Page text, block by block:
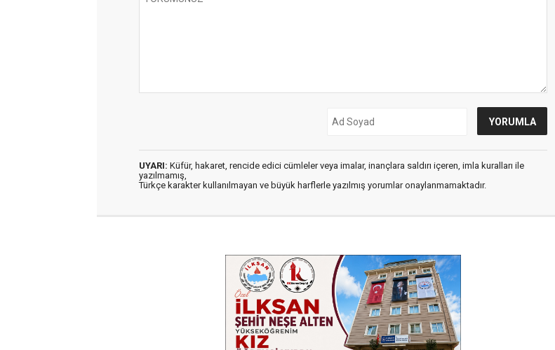
UYARI: Küfür, hakaret, rencide edici cümleler veya imalar, inançlara saldırı içeren, imla kuralları ile
yazılmamış,
Türkçe karakter kullanılmayan ve büyük harflerle yazılmış yorumlar onaylanmamaktadır.